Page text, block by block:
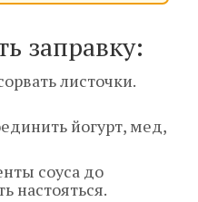
заправку:
листочки.
йогурт, мед,
соуса до
настояться.